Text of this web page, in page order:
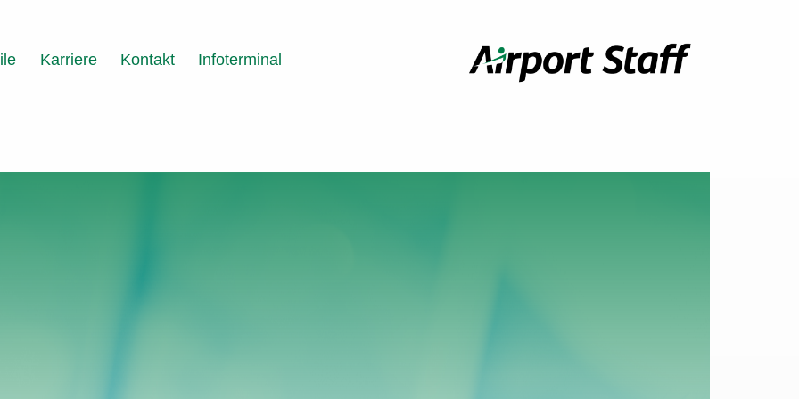
Karriere Kontakt Infoterminal